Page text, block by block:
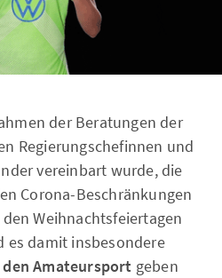
der Beratungen der
Regierungschefinnen und
vereinbart wurde, die
Corona-Beschränkungen
Weihnachtsfeiertagen
es damit insbesondere
Amateursport geben